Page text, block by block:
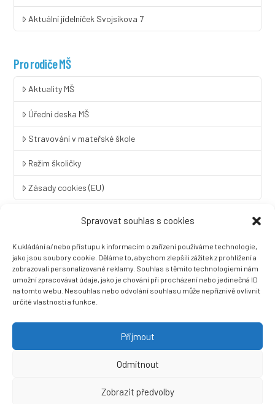
Spravovat souhlas s cookies
K ukládání a/nebo přístupu k informacím o zařízení používáme technologie,
jako jsou soubory cookie. Děláme to, abychom zlepšili zážitek z prohlížení a
zobrazovali personalizované reklamy. Souhlas s těmito technologiemi nám
umožní zpracovávat údaje, jako je chování při procházení nebo jedinečná ID
na tomto webu. Nesouhlas nebo odvolání souhlasu může nepříznivě ovlivnit
určité vlastnosti a funkce.
Přijmout
Odmítnout
Zobrazit předvolby
Aktuální jídelníček Svojsíkova 7
Pro rodiče MŠ
Aktuality MŠ
Úřední deska MŠ
Stravování v mateřské škole
Režim školičky
Zásady cookies (EU)
LINGUA UNIVERSAL soukromá základní škola a mateřská škola
s.r.o.
Sovova 2
412 01 Litoměřice
+420 416 733 690
datová schránka: 3vnipkd